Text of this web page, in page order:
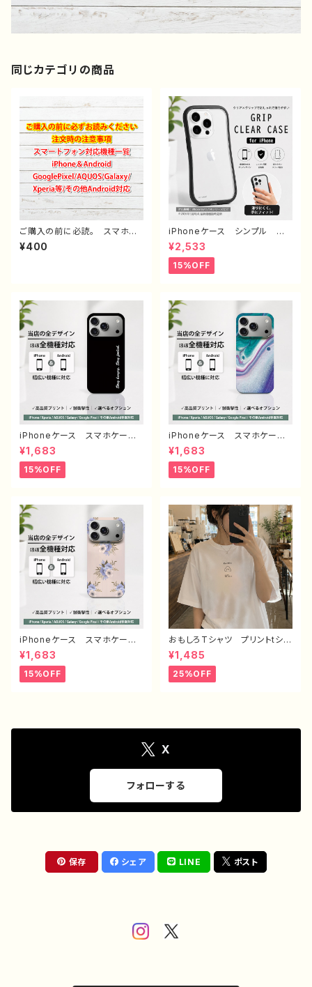
同じカテゴリの商品
ご購入の前に必読。 スマホケ
ース サイズ 一覧 選び方
iPhoneケース Android iP
種対応
¥400
iPhoneケース シンプル お
しゃれ メンズ 大人女子 高
校生 男子 iPhone16/15/1
4/13/12/11 かっこいい おす
すめ 人気 韓国風 ミニマル
ちやすい 滑りにくい 透明ケ
ース ブラックフレーム グッ
ズ グリップ付き 携帯 クリア
ケース タイトル：シンプル グリ
ップケース no signal デザイ
ン960 J1-9
¥2,533
15%OFF
iPhoneケース スマホケー
ス シンプル 安い かっこい
い おしゃれ クール メン
ズ 高校生 男子 個性的
おすすめ 人気 クリエイタ
ia Googlepixel Galaxy
Android アンドロイド ケー
ス ノンブランド オリジナル
デザイン グッズ タイトル：シ
ンプル スマホケース PART193
J1-9
¥1,683
15%OFF
iPhoneケース スマホケー
ス 安い シンプル かっこい
い おしゃれ かわいい クー
ル メンズ レディース エモ
い画像 綺麗 美しい 個性
AQUOS sense 4 5 6 Xp
eria Googlepixel Galaxy
Android アンドロイド ケ
ース ノンブランド オリジナ
ル デザイン グッズ タイト
ル：エモいスマホケース PART3
75-1 J1-9
¥1,683
15%OFF
iPhoneケース スマホケー
ス 安い シンプル 花柄 お
しゃれ かわいい レディー
ス 個性的 韓国風 おすす
め 人気 クリエイター iPho
タイトル：ニュアンスフラワー PA
¥1,683
15%OFF
おもしろTシャツ プリントtシャ
ツ おしゃれ 可愛い ゆるか
わ メンズ レディース 面白
Tシャツ イラスト 個性的 お
すすめ 面白い ユニーク 人
デザインTシャツ №626 H-
7
¥1,485
25%OFF
X
フォローする
保存 シェア LINE ポスト